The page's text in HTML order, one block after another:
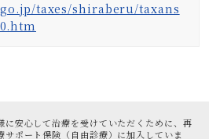
taxes/shiraberu/taxans
に安心して治療を受けていただくために、 再
サポート保険（自由診療）に加入していま